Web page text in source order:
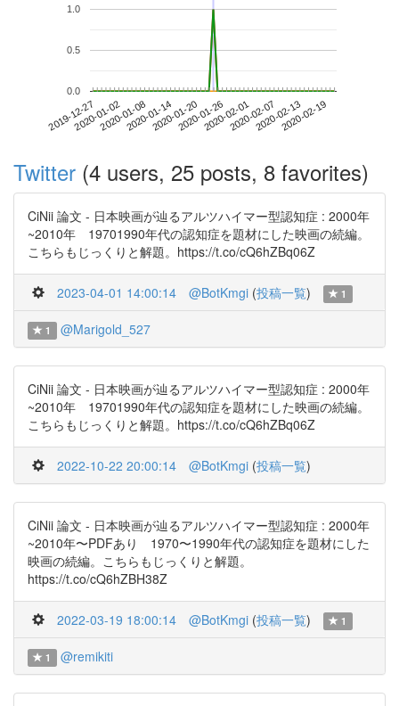
2019-12-272020-01-022020-01-082020-01-142020-01-202020-01-262020-02-012020-02-072020-02-132020-02-19
0.0
0.5
1.0
Twitter (4 users, 25 posts, 8 favorites)
CiNii 論文 - 日本映画が辿るアルツハイマー型認知症 : 2000年
~2010年 19701990年代の認知症を題材にした映画の続編。
こちらもじっくりと解題。https://t.co/cQ6hZBq06Z
2023-04-01 14:00:14 @BotKmgi (投稿一覧) 1
1 @Marigold_527
CiNii 論文 - 日本映画が辿るアルツハイマー型認知症 : 2000年
~2010年 19701990年代の認知症を題材にした映画の続編。
こちらもじっくりと解題。https://t.co/cQ6hZBq06Z
2022-10-22 20:00:14 @BotKmgi (投稿一覧)
CiNii 論文 - 日本映画が辿るアルツハイマー型認知症 : 2000年
~2010年〜PDFあり 1970〜1990年代の認知症を題材にした
映画の続編。こちらもじっくりと解題。
https://t.co/cQ6hZBH38Z
2022-03-19 18:00:14 @BotKmgi (投稿一覧) 1
1 @remikiti